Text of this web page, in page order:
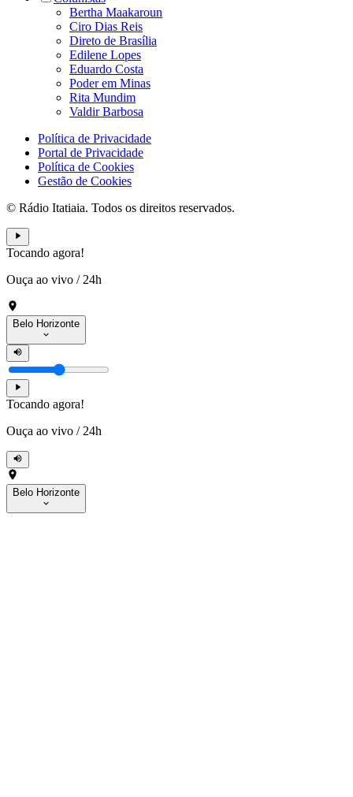
Bertha Maakaroun
Ciro Dias Reis
Direto de Brasília
Edilene Lopes
Eduardo Costa
Poder em Minas
Rita Mundim
Valdir Barbosa
Política de Privacidade
Portal de Privacidade
Política de Cookies
Gestão de Cookies
© Rádio Itatiaia. Todos os direitos reservados.
Tocando agora!
Ouça ao vivo / 24h
Belo Horizonte
Tocando agora!
Ouça ao vivo / 24h
Belo Horizonte